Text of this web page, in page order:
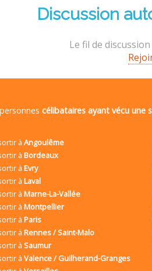
Discussion
Le fil de
célibataires ayant vécu une
à Angoulême
à Bordeaux
à Evry
à Laval
à Marne-La-Vallée
à Montpellier
à Paris
à Rennes / Saint-Malo
à Saumur
à Valence / Guilherand-Granges